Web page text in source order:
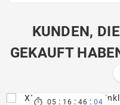
KUNDEN,
GEKAUFT
 05 : 16 : 46 : 03